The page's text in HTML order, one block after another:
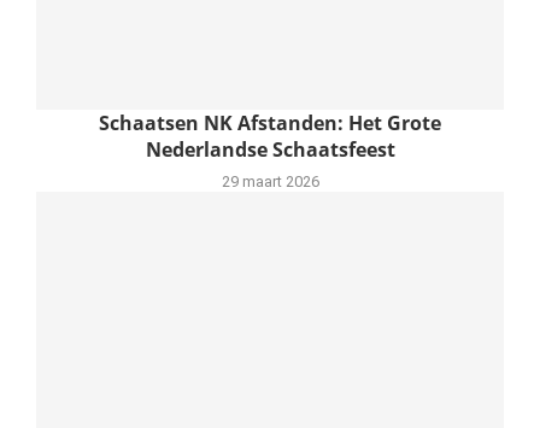
Schaatsen NK Afstanden: Het Grote
Nederlandse Schaatsfeest
29 maart 2026